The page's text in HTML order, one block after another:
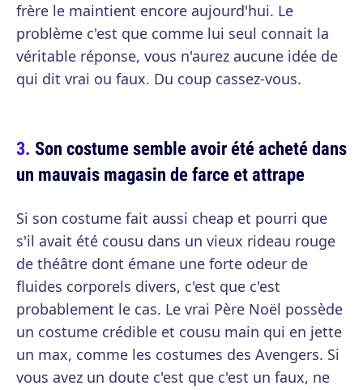
frère le maintient encore aujourd'hui. Le
problème c'est que comme lui seul connait la
véritable réponse, vous n'aurez aucune idée de
qui dit vrai ou faux. Du coup cassez-vous.
Son costume semble avoir été acheté dans
un mauvais magasin de farce et attrape
Si son costume fait aussi cheap et pourri que
s'il avait été cousu dans un vieux rideau rouge
de théâtre dont émane une forte odeur de
fluides corporels divers, c'est que c'est
probablement le cas. Le vrai Père Noël possède
un costume crédible et cousu main qui en jette
un max, comme les costumes des Avengers. Si
vous avez un doute c'est que c'est un faux, ne